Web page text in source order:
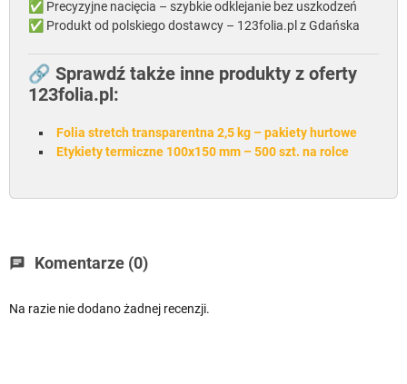
✅ Precyzyjne nacięcia – szybkie odklejanie bez uszkodzeń
✅ Produkt od polskiego dostawcy – 123folia.pl z Gdańska
🔗 Sprawdź także inne produkty z oferty
123folia.pl:
Folia stretch transparentna 2,5 kg – pakiety hurtowe
Etykiety termiczne 100x150 mm – 500 szt. na rolce
chat Komentarze (0)
Na razie nie dodano żadnej recenzji.